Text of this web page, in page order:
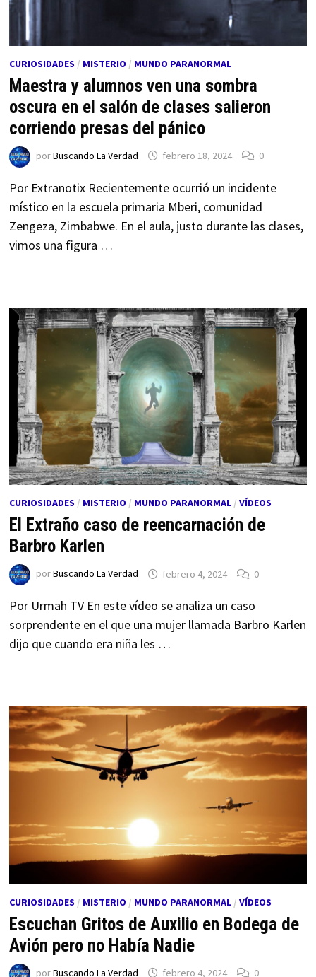
CURIOSIDADES / MISTERIO / MUNDO PARANORMAL
Maestra y alumnos ven una sombra
oscura en el salón de clases salieron
corriendo presas del pánico
porBuscando La Verdad febrero 18, 2024 0
Por Extranotix Recientemente ocurrió un incidente
místico en la escuela primaria Mberi, comunidad
Zengeza, Zimbabwe. En el aula, justo durante las clases,
vimos una figura …
CURIOSIDADES / MISTERIO / MUNDO PARANORMAL/ VÍDEOS
El Extraño caso de reencarnación de
Barbro Karlen
porBuscando La Verdad febrero 4, 2024 0
Por Urmah TV En este vídeo se analiza un caso
sorprendente en el que una mujer llamada Barbro Karlen
dijo que cuando era niña les …
CURIOSIDADES / MISTERIO / MUNDO PARANORMAL/ VÍDEOS
Escuchan Gritos de Auxilio en Bodega de
Avión pero no Había Nadie
porBuscando La Verdad febrero 4, 2024 0